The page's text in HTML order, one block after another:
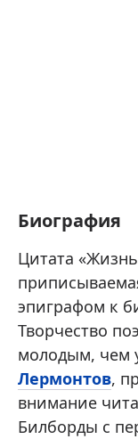
Биография
Цитата
эпиграфом к
Творчество
молодым, чем
Лермонтов,
внимание
Билборды с